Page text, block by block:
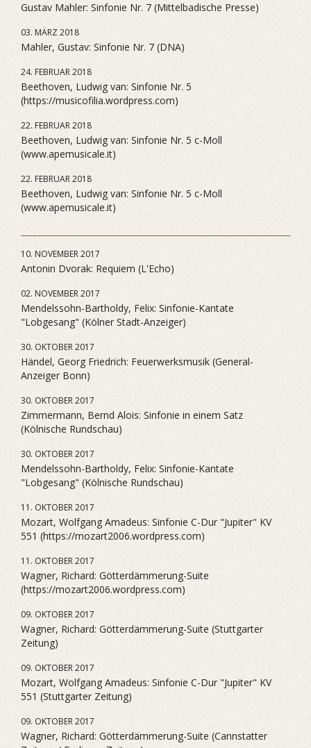
Gustav Mahler: Sinfonie Nr. 7 (Mittelbadische Presse)
03. MÄRZ 2018
Mahler, Gustav: Sinfonie Nr. 7 (DNA)
24. FEBRUAR 2018
Beethoven, Ludwig van: Sinfonie Nr. 5
(https://musicofilia.wordpress.com)
22. FEBRUAR 2018
Beethoven, Ludwig van: Sinfonie Nr. 5 c-Moll
(www.apemusicale.it)
22. FEBRUAR 2018
Beethoven, Ludwig van: Sinfonie Nr. 5 c-Moll
(www.apemusicale.it)
10. NOVEMBER 2017
Antonin Dvorak: Requiem (L'Echo)
02. NOVEMBER 2017
Mendelssohn-Bartholdy, Felix: Sinfonie-Kantate
"Lobgesang" (Kölner Stadt-Anzeiger)
30. OKTOBER 2017
Händel, Georg Friedrich: Feuerwerksmusik (General-
Anzeiger Bonn)
30. OKTOBER 2017
Zimmermann, Bernd Alois: Sinfonie in einem Satz
(Kölnische Rundschau)
30. OKTOBER 2017
Mendelssohn-Bartholdy, Felix: Sinfonie-Kantate
"Lobgesang" (Kölnische Rundschau)
11. OKTOBER 2017
Mozart, Wolfgang Amadeus: Sinfonie C-Dur "Jupiter" KV
551 (https://mozart2006.wordpress.com)
11. OKTOBER 2017
Wagner, Richard: Götterdämmerung-Suite
(https://mozart2006.wordpress.com)
09. OKTOBER 2017
Wagner, Richard: Götterdämmerung-Suite (Stuttgarter
Zeitung)
09. OKTOBER 2017
Mozart, Wolfgang Amadeus: Sinfonie C-Dur "Jupiter" KV
551 (Stuttgarter Zeitung)
09. OKTOBER 2017
Wagner, Richard: Götterdämmerung-Suite (Cannstatter